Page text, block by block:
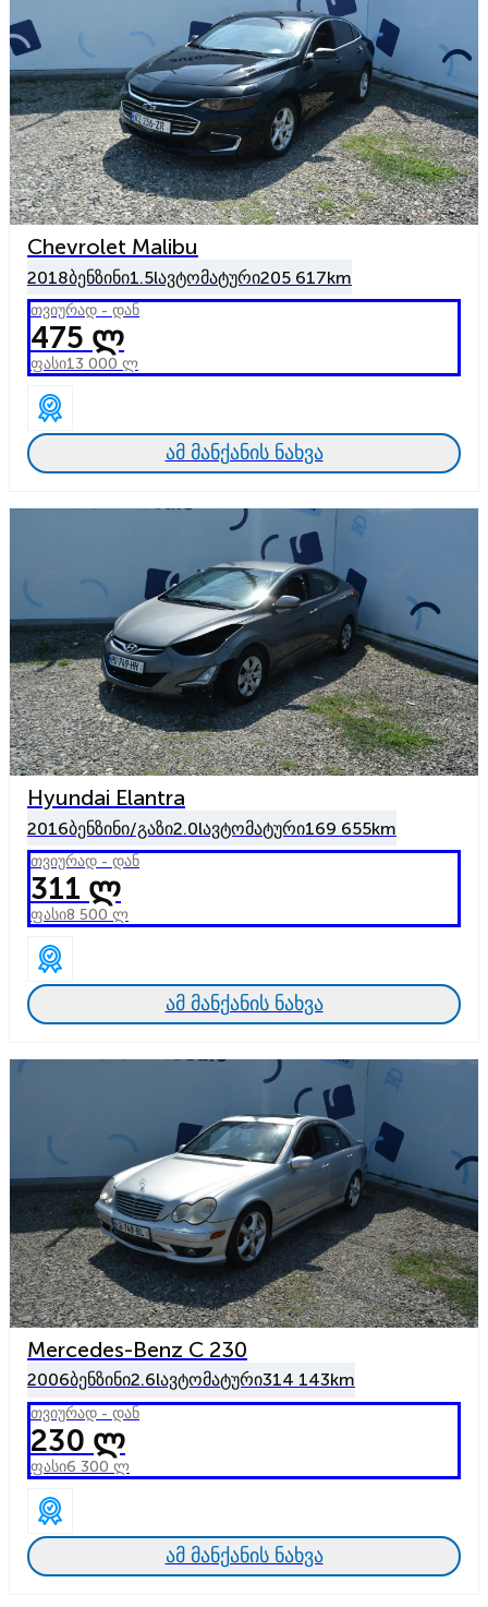
Chevrolet Malibu
2018ბენზინი1.5lავტომატური205 617km
თვიურად - დან
475 ლ
ფასი13 000 ლ
ამ მანქანის ნახვა
Hyundai Elantra
2016ბენზინი/გაზი2.0lავტომატური169 655km
თვიურად - დან
311 ლ
ფასი8 500 ლ
ამ მანქანის ნახვა
Mercedes-Benz C 230
2006ბენზინი2.6lავტომატური314 143km
თვიურად - დან
230 ლ
ფასი6 300 ლ
ამ მანქანის ნახვა